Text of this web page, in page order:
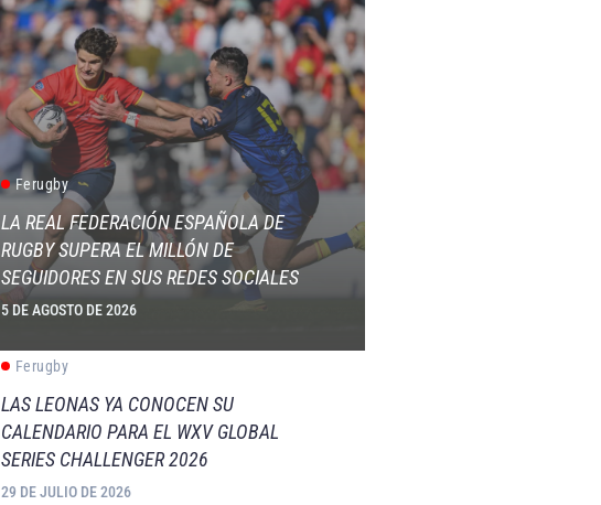
Ferugby
LA REAL FEDERACIÓN ESPAÑOLA DE
RUGBY SUPERA EL MILLÓN DE
SEGUIDORES EN SUS REDES SOCIALES
5 DE AGOSTO DE 2026
Ferugby
LAS LEONAS YA CONOCEN SU
CALENDARIO PARA EL WXV GLOBAL
SERIES CHALLENGER 2026
29 DE JULIO DE 2026